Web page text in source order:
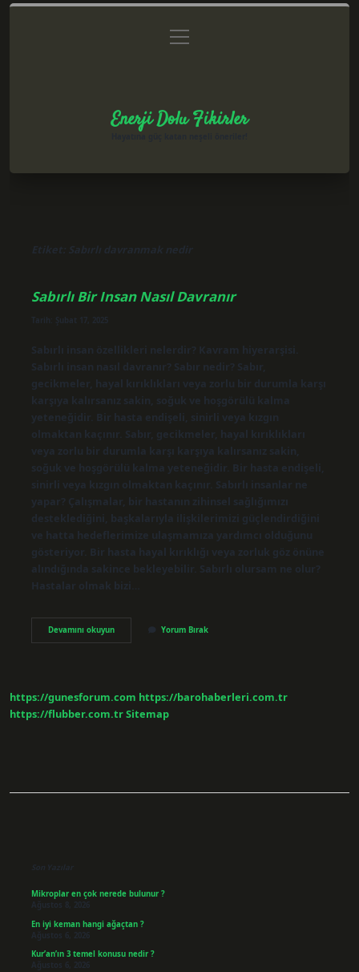
Gizlilik Politikası
menüyü
aç
Enerji Dolu Fikirler
Etiket: Sabırlı davranmak nedir
Sabırlı Bir Insan Nasıl Davranır
Tarih: Şubat 17, 2025
Sabırlı insan özellikleri nelerdir? Kavram hiyerarşisi.
Sabırlı insan nasıl davranır? Sabır nedir? Sabır,
gecikmeler, hayal kırıklıkları veya zorlu bir durumla karşı
karşıya kalırsanız sakin, soğuk ve hoşgörülü kalma
yeteneğidir. Bir hasta endişeli, sinirli veya kızgın
olmaktan kaçınır. Sabır, gecikmeler, hayal kırıklıkları
veya zorlu bir durumla karşı karşıya kalırsanız sakin,
soğuk ve hoşgörülü kalma yeteneğidir. Bir hasta endişeli,
sinirli veya kızgın olmaktan kaçınır. Sabırlı insanlar ne
yapar? Çalışmalar, bir hastanın zihinsel sağlığımızı
desteklediğini, başkalarıyla ilişkilerimizi güçlendirdiğini
ve hatta hedeflerimize ulaşmamıza yardımcı olduğunu
gösteriyor. Bir hasta hayal kırıklığı veya zorluk göz önüne
alındığında sakince bekleyebilir. Sabırlı olursam ne olur?
Hastalar olmak bizi…
Devamını okuyunSabırlı
Bir
Yorum Bırak
https://gunesforum.com https://barohaberleri.com.tr
https://flubber.com.trSitemap
Son Yazılar
Mikroplar en çok nerede bulunur ?
Ağustos 8, 2026
En iyi keman hangi ağaçtan ?
Ağustos 6, 2026
Kur’an’ın 3 temel konusu nedir ?
Ağustos 6, 2026